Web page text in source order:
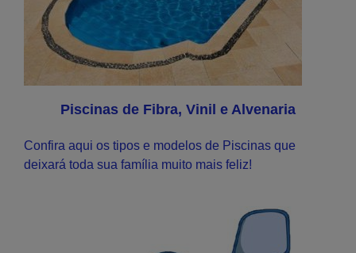
Piscinas de Fibra, Vinil e Alvenaria
Confira aqui os tipos e modelos de Piscinas que
deixará toda sua família muito mais feliz!